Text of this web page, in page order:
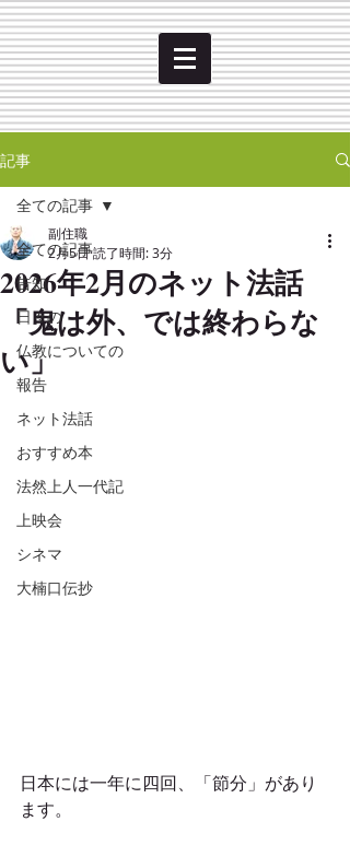
記事
全ての記事
告知
日々の
仏教についての
報告
ネット法話
おすすめ本
法然上人一代記
上映会
シネマ
大楠口伝抄
全ての記事
2026年2月のネット法話
「鬼は外、では終わらな
い」
副住職
2月5日読了時間: 3分
日本には一年に四回、「節分」があり
ます。